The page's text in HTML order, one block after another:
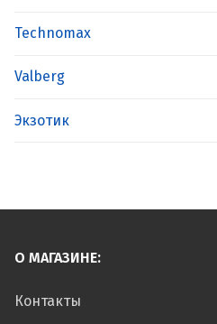
Technomax
Valberg
Экзотик
О МАГАЗИНЕ:
Контакты